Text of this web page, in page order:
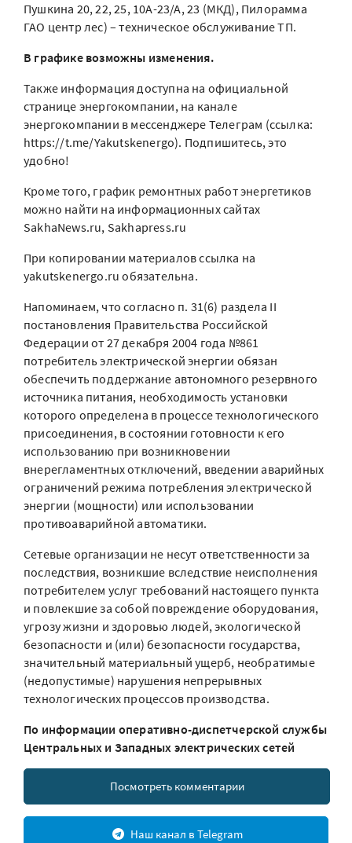
Пушкина 20, 22, 25, 10А-23/А, 23 (МКД), Пилорамма
ГАО центр лес) – техническое обслуживание ТП.
В графике возможны изменения.
Также информация доступна на официальной
странице энергокомпании, на канале
энергокомпании в мессенджере Телеграм (ссылка:
https://t.me/Yakutskenergo). Подпишитесь, это
удобно!
Кроме того, график ремонтных работ энергетиков
можно найти на информационных сайтах
SakhaNews.ru, Sakhapress.ru
При копировании материалов ссылка на
yakutskenergo.ru обязательна.
Напоминаем, что согласно п. 31(6) раздела II
постановления Правительства Российской
Федерации от 27 декабря 2004 года №861
потребитель электрической энергии обязан
обеспечить поддержание автономного резервного
источника питания, необходимость установки
которого определена в процессе технологического
присоединения, в состоянии готовности к его
использованию при возникновении
внерегламентных отключений, введении аварийных
ограничений режима потребления электрической
энергии (мощности) или использовании
противоаварийной автоматики.
Сетевые организации не несут ответственности за
последствия, возникшие вследствие неисполнения
потребителем услуг требований настоящего пункта
и повлекшие за собой повреждение оборудования,
угрозу жизни и здоровью людей, экологической
безопасности и (или) безопасности государства,
значительный материальный ущерб, необратимые
(недопустимые) нарушения непрерывных
технологических процессов производства.
По информации оперативно-диспетчерской службы
Центральных и Западных электрических сетей
Посмотреть комментарии
Наш канал в Telegram